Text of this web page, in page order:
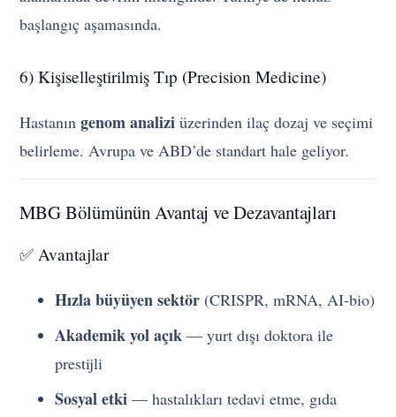
başlangıç aşamasında.
6) Kişiselleştirilmiş Tıp (Precision Medicine)
Hastanıngenom analizi üzerinden ilaç dozaj ve seçimi
belirleme. Avrupa ve ABD’de standart hale geliyor.
MBG Bölümünün Avantaj ve Dezavantajları
✅ Avantajlar
Hızla büyüyen sektör (CRISPR, mRNA, AI-bio)
Akademik yol açık — yurt dışı doktora ile
prestijli
Sosyal etki — hastalıkları tedavi etme, gıda